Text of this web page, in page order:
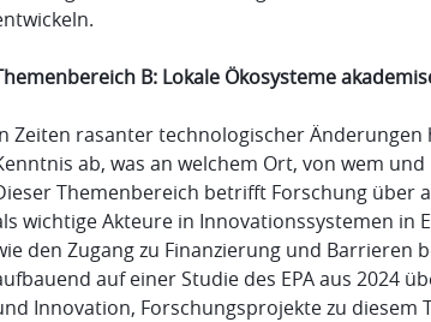
B: Lokale Ökosysteme
Zeiten rasanter technologischer
ab, was an welchem Ort, von wem
Themenbereich betrifft Forschung über
wichtige Akteure in Innovationssystemen
den Zugang zu Finanzierung und Barrieren
auf einer Studie des EPA aus 2024
Innovation, Forschungsprojekte zu diesem